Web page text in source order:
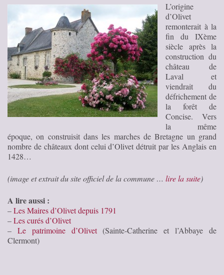
L’origine
d’Olivet
remonterait à la
fin du IXème
siècle après la
construction du
château de
Laval et
viendrait du
défrichement de
la forêt de
Concise. Vers
la même
époque, on construisit dans les marches de Bretagne un grand
nombre de châteaux dont celui d’Olivet détruit par les Anglais en
1428…
(image et extrait du site officiel de la commune … lire la suite)
A lire aussi :
–Les Maires d’Olivet depuis 1791
–Les curés d’Olivet
– Le patrimoine d’Olivet(Sainte-Catherine et l’Abbaye de
Clermont)